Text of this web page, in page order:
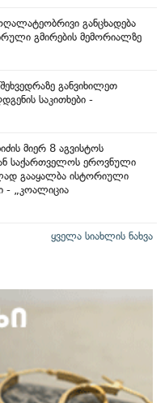
განცხადება
გმირების მემორიალზე
განვიხილეთ
საკითხები -
მიერ 8 აგვისტოს
საქართველოს ეროვნული
გააყალბა ისტორიული
- „კოალიცია
ყველა სიახლის ნახვა